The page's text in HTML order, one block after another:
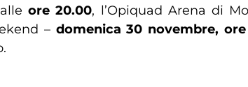
alleore 20.00, l’Opiquad Arena di
– domenica 30 novembre, ore